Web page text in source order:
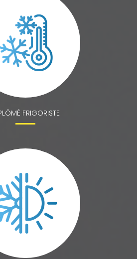
FRIGORISTE